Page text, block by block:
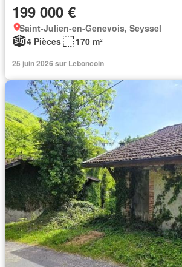
199 000 €
Saint-Julien-en-Genevois, Seyssel
4 Pièces
170 m²
25 juin 2026 sur Leboncoin